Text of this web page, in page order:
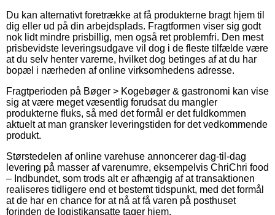
Du kan alternativt foretrække at få produkterne bragt hjem til
dig eller ud på din arbejdsplads. Fragtformen viser sig godt
nok lidt mindre prisbillig, men også ret problemfri. Den mest
prisbevidste leveringsudgave vil dog i de fleste tilfælde være
at du selv henter varerne, hvilket dog betinges af at du har
bopæl i nærheden af online virksomhedens adresse.
Fragtperioden på Bøger > Kogebøger & gastronomi kan vise
sig at være meget væsentlig forudsat du mangler
produkterne fluks, så med det formål er det fuldkommen
aktuelt at man gransker leveringstiden for det vedkommende
produkt.
Størstedelen af online varehuse annoncerer dag-til-dag
levering på masser af varenumre, eksempelvis ChriChri food
– Indbundet, som trods alt er afhængig af at transaktionen
realiseres tidligere end et bestemt tidspunkt, med det formål
at de har en chance for at nå at få varen på posthuset
forinden de logistikansatte tager hjem.